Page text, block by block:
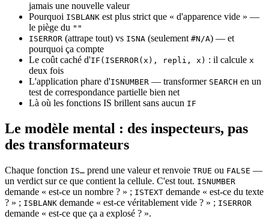
jamais une nouvelle valeur
Pourquoi ISBLANK est plus strict que « d'apparence vide » —
le piège du ""
ISERROR (attrape tout) vs ISNA (seulement #N/A) — et
pourquoi ça compte
Le coût caché d'IF(ISERROR(x), repli, x) : il calcule x
deux fois
L'application phare d'ISNUMBER — transformer SEARCH en un
test de correspondance partielle bien net
Là où les fonctions IS brillent sans aucun IF
Le modèle mental : des inspecteurs, pas
des transformateurs
Chaque fonction IS… prend une valeur et renvoie TRUE ou FALSE —
un verdict sur ce que contient la cellule. C'est tout. ISNUMBER
demande « est-ce un nombre ? » ; ISTEXT demande « est-ce du texte
? » ; ISBLANK demande « est-ce véritablement vide ? » ; ISERROR
demande « est-ce que ça a explosé ? ».